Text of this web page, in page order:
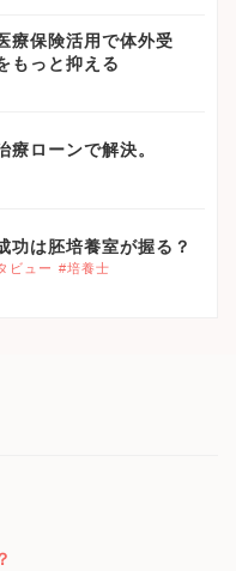
療保険活用で体外受
もっと抑える
療ローンで解決。
功は胚培養室が握る？
ビュー #培養士